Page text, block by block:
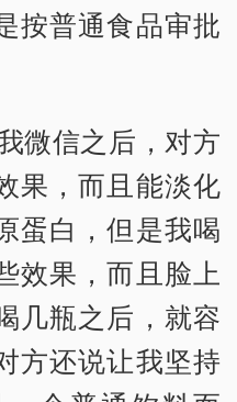
按普通食品审批
微信之后，对方
果，而且能淡化
蛋白，但是我喝
效果，而且脸上
几瓶之后，就容
方还说让我坚持